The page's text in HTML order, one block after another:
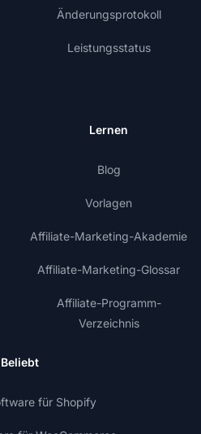
Änderungsprotokoll
Leistungsstatus
Lernen
Blog
Vorlagen
Affiliate-Marketing-Akademie
Affiliate-Marketing-Glossar
Affiliate-Programm-
Verzeichnis
Beliebt
für Shopify